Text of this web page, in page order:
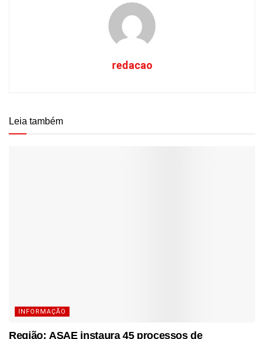
redacao
Leia também
INFORMAÇÃO
Região: ASAE instaura 45 processos de